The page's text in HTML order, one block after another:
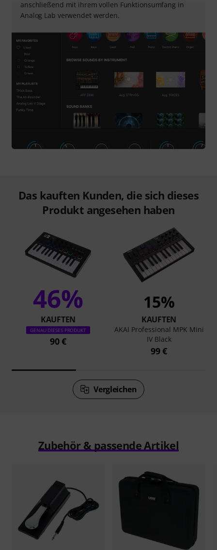
anschließend mit ihrem vollen Funktionsumfang in
Analog Lab verwendet werden.
Das kauften Kunden, die sich dieses
Produkt angesehen haben
46%
KAUFTEN
GENAU DIESES PRODUKT
90 €
15%
KAUFTEN
AKAI Professional MPK Mini
IV Black
99 €
Vergleichen
Zubehör & passende Artikel